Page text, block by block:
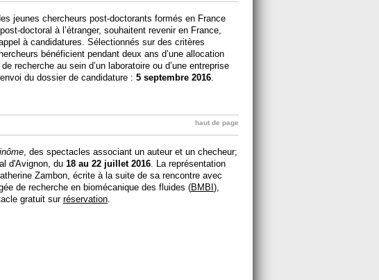
jeunes chercheurs post-doctorants formés en France
doctoral à l’étranger, souhaitent revenir en France,
à candidatures. Sélectionnés sur des critères
bénéficient pendant deux ans d’une allocation
recherche au sein d’un laboratoire ou d’une entreprise
du dossier de candidature : 5 septembre 2016
haut de page
, des spectacles associant un auteur et un checheur;
d'Avignon, du 18 au 22 juillet 2016 . La représentation
Zambon, écrite à la suite de sa rencontre avec
de recherche en biomécanique des fluides (BMBI),
gratuit sur réservation